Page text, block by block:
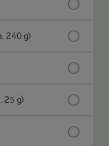
240 g)
25 g)